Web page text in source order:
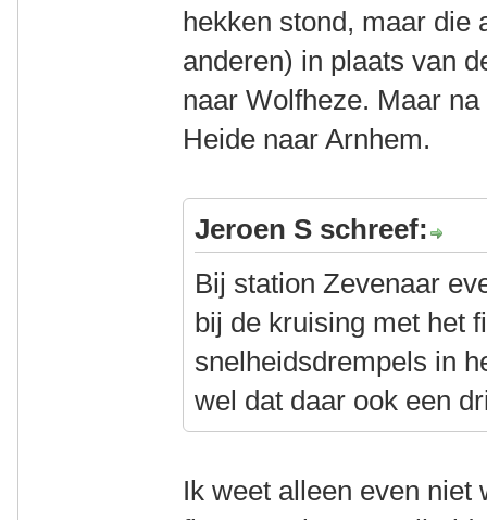
hekken stond, maar die
anderen) in plaats van
naar Wolfheze. Maar
Heide naar Arnhem.
Jeroen S schreef:
Bij station Zevenaar
bij de kruising met het
snelheidsdrempels in
wel dat daar ook een
Ik weet alleen even niet